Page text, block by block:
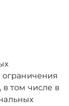
ограничения
том числе в